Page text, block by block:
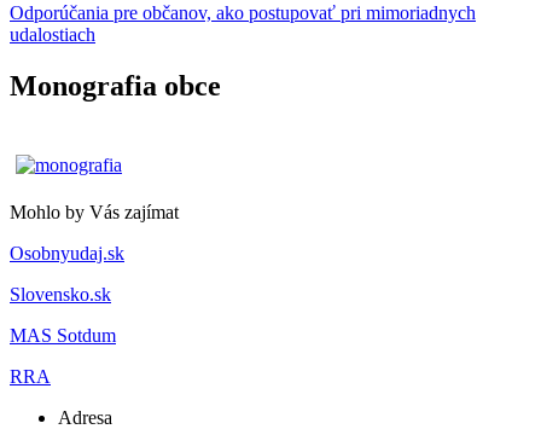
Odporúčania pre občanov, ako postupovať pri mimoriadnych
udalostiach
Monografia obce
Mohlo by Vás zajímat
Osobnyudaj.sk
Slovensko.sk
MAS Sotdum
RRA
Adresa